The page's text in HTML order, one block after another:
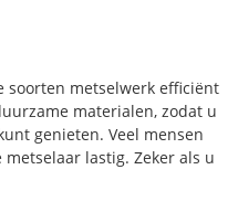
soorten metselwerk efficiënt
materialen, zodat u
genieten. Veel mensen
lastig. Zeker als u